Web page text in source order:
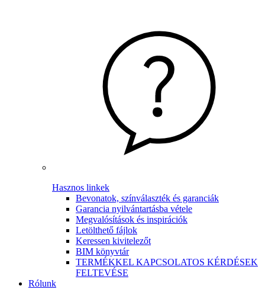
Hasznos linkek
Bevonatok, színválaszték és garanciák
Garancia nyilvántartásba vétele
Megvalósítások és inspirációk
Letölthető fájlok
Keressen kivitelezőt
BIM könyvtár
TERMÉKKEL KAPCSOLATOS KÉRDÉSEK
FELTEVÉSE
Rólunk